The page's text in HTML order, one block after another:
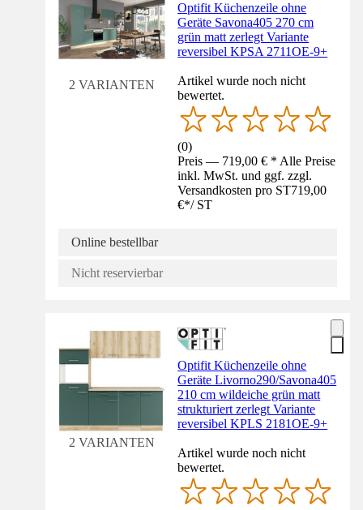
2 VARIANTEN
Optifit Küchenzeile ohne
Geräte Savona405 270 cm
grün matt zerlegt Variante
reversibel KPSA 2711OE-9+
Artikel wurde noch nicht
bewertet.
(0)
Preis — 719,00 € * Alle Preise
inkl. MwSt. und ggf. zzgl.
Versandkosten pro ST719,00
€*/ ST
Online bestellbar
Nicht reservierbar
2 VARIANTEN
Optifit Küchenzeile ohne
Geräte Livorno290/Savona405
210 cm wildeiche grün matt
strukturiert zerlegt Variante
reversibel KPLS 2181OE-9+
Artikel wurde noch nicht
bewertet.